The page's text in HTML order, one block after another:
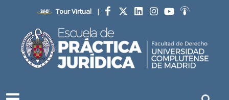
Tour Virtual |
Facebook